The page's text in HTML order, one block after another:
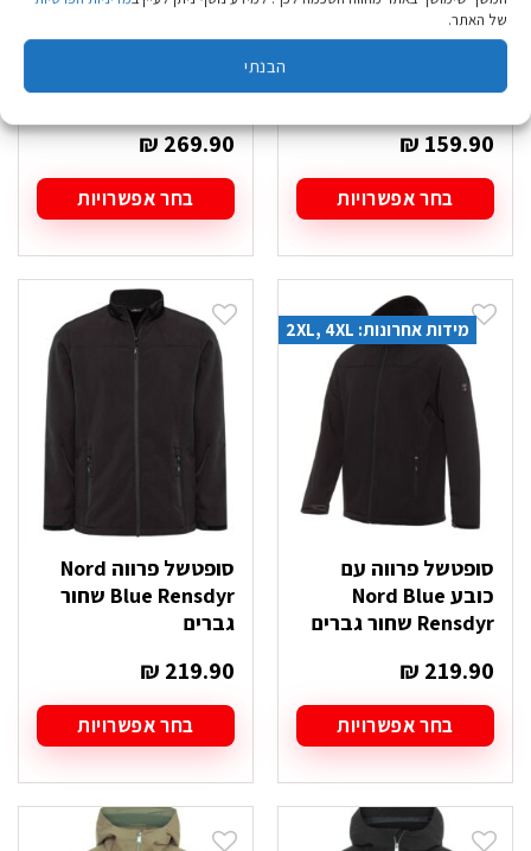
של האתר.
הבנתי
Blue Torden בז'
₪159.90
בחר אפשרויות
זה
יש
סוגים.
ניתן
לבחור
האפשרויות
בעמוד
המוצר
Arcturus שחור גברים
₪269.90
בחר אפשרויות
זה
יש
סוגים.
ניתן
לבחור
את
האפשרויות
בעמוד
המוצר
מידות אחרונות: 2XL, 4XL
סופטשל פרווה עם
כובע Nord Blue
Rensdyr שחור גברים
₪ 219.90
בחר אפשרויות
זה
יש
סופטשל פרווה Nord
Blue Rensdyr שחור
גברים
₪ 219.90
בחר אפשרויות
זה
יש